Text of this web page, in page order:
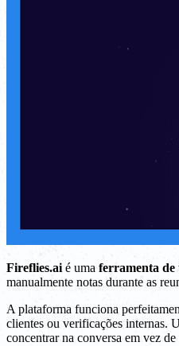
Fireflies.ai é uma ferramenta de
manualmente notas durante as
A plataforma funciona
clientes ou verificações internas.
concentrar na conversa em vez